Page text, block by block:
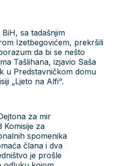
sa tadašnjim
Izetbegovićem, prekršili
da bi se nešto
Tašlihana, izjavio Saša
u Predstavničkom domu
„Ljeto na Alfi“.
za mir
Komisije za
spomenika
člana i dva
je prošle